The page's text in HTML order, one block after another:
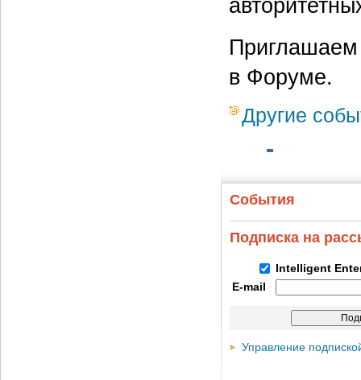
Приглашаем
в Форуме.
Другие
События
Подписка на
Intelligent
E-mail
Управление